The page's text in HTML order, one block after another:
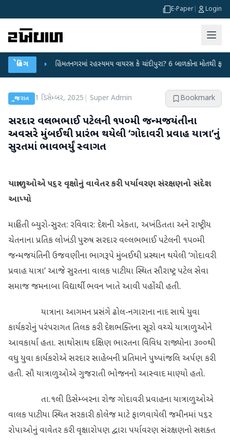
E-Paper Login
બ્રેકિંગ
● હિંમતનગરમાં રહસ્યમય વાયરસ કે ચાંદીપુરા? 6 બાળકોના મોતથી ફફડાટ ●
ગુજરાત 1 ડિસેમ્બર, 2025 Super Admin Bookmark
સરદાર વલ્લભભાઈ પટેલની ૧૫૦મી જન્મજયંતીના
અવસરે મુંબઈથી પ્રારંભ થયેલી ‘ગોદાવરી પ્રવાહ યાત્રા’નું
સુરતમાં ભાવભર્યું સ્વાગત
યાત્રાળુઓએ ૫૬૨ વૃક્ષોનું વાવેતર કરી પર્યાવરણ સંરક્ષણનો સંદેશ
આપ્યો
માહિતી બ્યુરો-સુરત: રવિવાર: દેશની એકતા, અખંડિતતા અને રાષ્ટ્રીય
ચેતનાના પ્રતિક લોખંડી પુરુષ સરદાર વલ્લભભાઈ પટેલની ૧૫૦મી
જન્મજયંતિની ઉજવણીના ભાગરૂપે મુંબઈથી પ્રસ્થાન થયેલી ‘ગોદાવરી
પ્રવાહ યાત્રા’ આજે સુરતના વાલક પાટીયા સ્થિત સૌરાષ્ટ્ર પટેલ સેવા
સમાજ જમનાબા વિદ્યાર્થી ભવન ખાતે આવી પહોંચી હતી.
યાત્રાના આગમન પ્રસંગે ઢોલ-નગારાના નાદ સાથે યુવા
કાર્યકરોનું પરંપરાગત તિલક કરી દેશભક્તિના સૂરો વચ્ચે યાત્રાળુઓને
આવકાર્યા હતા. સાથોસાથ દક્ષિણ ભારતના વિવિધ રાજ્યોના ૩૦૦થી
વધુ યુવા કાર્યકરોએ સરદાર સાહેબની પ્રતિમાને પુષ્પાંજલિ અર્પણ કરી
હતી. સૌ યાત્રાળુઓએ ગુજરાતી ભોજનનો આસ્વાદ માણ્યો હતો.
તા.૧લી ડિસેમ્બરના રોજ ગોદાવરી પ્રવાહના યાત્રાળુઓએ
વાલક પાટીયા સ્થિત સરકારી કોલેજ માટે ફાળવાયેલી જમીનમાં ૫૬૨
રોપાઓનું વાવેતર કરી વૃક્ષારોપણ દ્વારા પર્યાવરણ સંરક્ષણનો સશક્ત